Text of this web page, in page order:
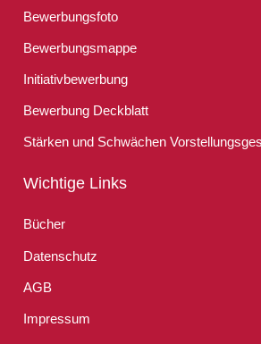
Bewerbungsfoto
Bewerbungsmappe
Initiativbewerbung
Bewerbung Deckblatt
Stärken und Schwächen
Wichtige Links
Bücher
Datenschutz
AGB
Impressum